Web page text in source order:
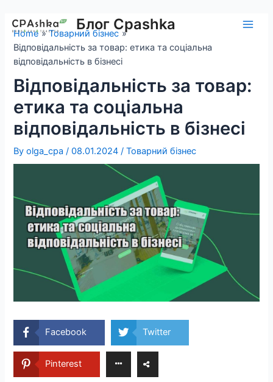
content
Блог Cpashka
Home
Товарний бізнес
Відповідальність за товар: етика та соціальна
відповідальність в бізнесі
Відповідальність за товар:
етика та соціальна
відповідальність в бізнесі
Byolga_cpa/08.01.2024/Товарний бізнес
Facebook Twitter
Pinterest